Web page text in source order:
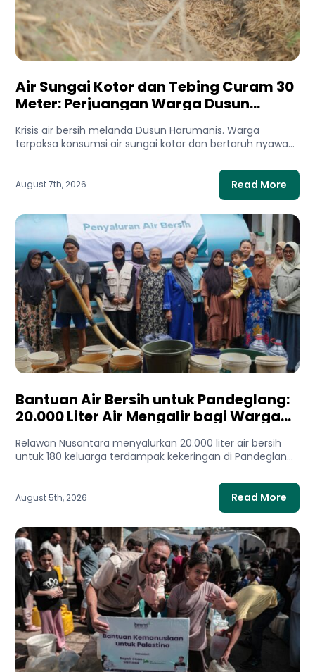
Air Sungai Kotor dan Tebing Curam 30
Meter: Perjuangan Warga Dusun
Krisis air bersih melanda Dusun Harumanis. Warga
terpaksa konsumsi air sungai kotor dan bertaruh nyawa
August 7th, 2026 Read More
Bantuan Air Bersih untuk Pandeglang:
20.000 Liter Air Mengalir bagi Warga
Relawan Nusantara menyalurkan 20.000 liter air bersih
untuk 180 keluarga terdampak kekeringan di Pandeglang,
August 5th, 2026 Read More